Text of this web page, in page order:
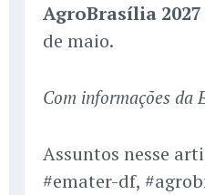
AgroBrasília 2027
de maio.
Com informações da
Assuntos nesse
#emater-df,